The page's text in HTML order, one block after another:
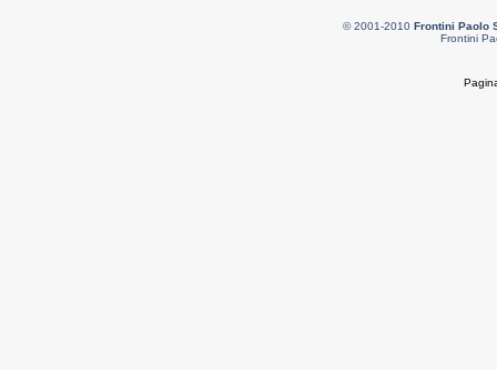
© 2001-2010 Frontini Paolo
Frontini